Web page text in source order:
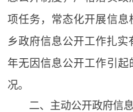
项任务，常态化开展信息
乡政府信息公开工作扎实
年无因信息公开工作引起
况。
二、主动公开政府信